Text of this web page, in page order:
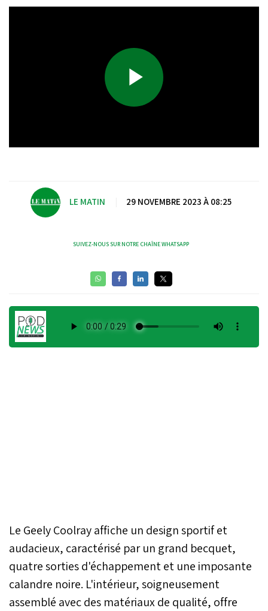
Play
LE MATIN 29 NOVEMBRE 2023 À 08:25
SUIVEZ-NOUS SUR NOTRE CHAÎNE WHATSAPP
Le Geely Coolray affiche un design sportif et
audacieux, caractérisé par un grand becquet,
quatre sorties d'échappement et une imposante
calandre noire. L'intérieur, soigneusement
assemblé avec des matériaux de qualité, offre